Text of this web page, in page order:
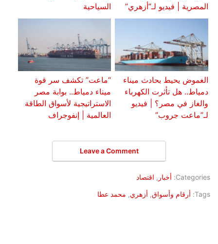
المصرية | فيديو لـ”أزهري”
السياحية
الغموض يحيط بحادث ميناء
دمياط.. هل تأثرت الكهرباء
والغاز في مصر؟ | فيديو
لـ”ماعت جروب”
“ماعت” تكشف سر قوة
ميناء دمياط.. بوابة مصر
الاستراتيجية لأسواق الطاقة
العالمية | إنفوجراف
Leave a Comment
Categories: أخبار , اقتصاد
Tags: أرقام وأسواق, أزهري, محمد عطا